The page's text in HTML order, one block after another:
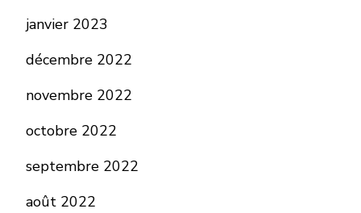
janvier 2023
décembre 2022
novembre 2022
octobre 2022
septembre 2022
août 2022